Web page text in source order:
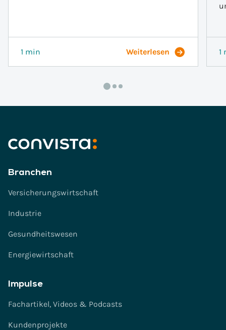
1 min Weiterlesen 1
Branchen
Versicherungswirtschaft
Industrie
Gesundheitswesen
Energiewirtschaft
Impulse
Fachartikel, Videos & Podcasts
Kundenprojekte